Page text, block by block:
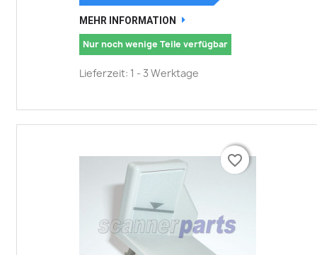
MEHR INFORMATION
Nur noch wenige Teile verfügbar
Lieferzeit: 1 - 3 Werktage
favorite_border
favorite_border